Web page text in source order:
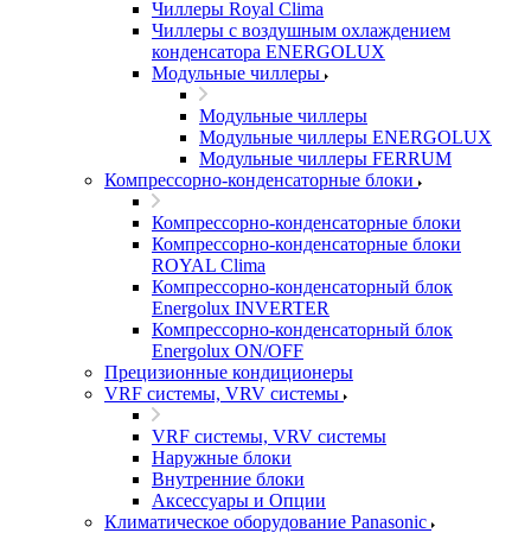
Чиллеры Royal Clima
Чиллеры с воздушным охлаждением
конденсатора ENERGOLUX
Модульные чиллеры
Модульные чиллеры
Модульные чиллеры ENERGOLUX
Модульные чиллеры FERRUM
Компрессорно-конденсаторные блоки
Компрессорно-конденсаторные блоки
Компрессорно-конденсаторные блоки
ROYAL Clima
Компрессорно-конденсаторный блок
Energolux INVERTER
Компрессорно-конденсаторный блок
Energolux ON/OFF
Прецизионные кондиционеры
VRF системы, VRV системы
VRF системы, VRV системы
Наружные блоки
Внутренние блоки
Аксессуары и Опции
Климатическое оборудование Panasonic